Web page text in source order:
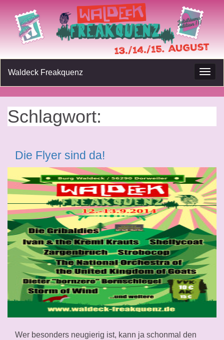
Waldeck Freakquenz
Schlagwort:
Die Flyer sind da!
Wer besonders neugierig ist, kann ja schonmal den